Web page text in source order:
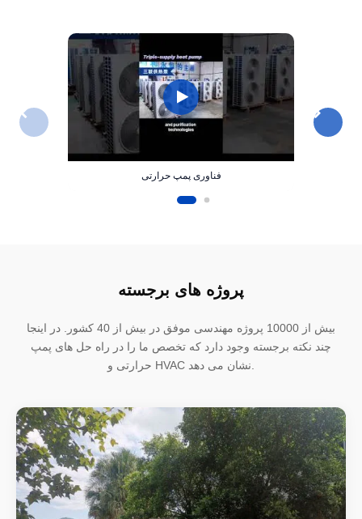
فناوری پمپ حرارتی
پروژه های برجسته
بیش از 10000 پروژه مهندسی موفق در بیش از 40 کشور. در اینجا
چند نکته برجسته وجود دارد که تخصص ما را در راه حل های پمپ